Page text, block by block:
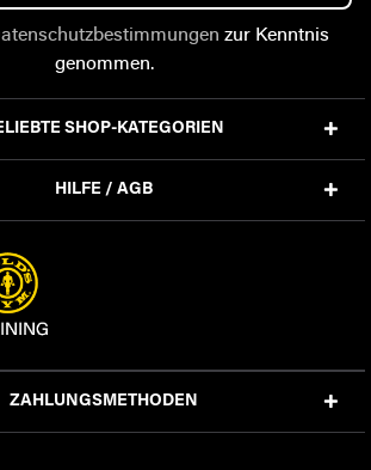
zur Kenntnis
genommen.
SHOP-KATEGORIEN
HILFE / AGB
ZAHLUNGSMETHODEN